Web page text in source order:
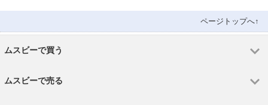
ページトップへ↑
ムスビーで買う
ムスビーで売る